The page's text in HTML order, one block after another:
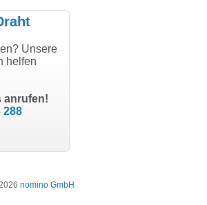
GbR
Isar
"Vielen Dank für den
Unsere
helfen
anrufen!
288
nomino GmbH